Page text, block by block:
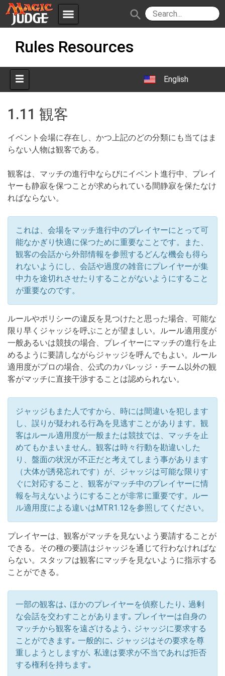
menu
Apps
Forum
Judges
Policies IPG
JAR
search
Rules Resources
English
1.11 観客
イベント会場に存在し、かつ上記のどの分類にも当てはま
らない人物は観客である。
観客は、マッチの進行中ならびにイベント進行中、プレイ
ヤーも静寂を保つことが求められている間静寂を保たなけ
ればならない。
これは、会場をマッチ進行中のプレイヤーにとって可
能なかぎり快適に保つために重要なことです。また、
観客の会話から外部情報を参照するどんな機会も得ら
れないようにし、会話や過度の雑音にプレイヤーが集
中力を途切れさせたりすることがないようにすること
が重要なのです。
ルールやポリシーの違反を見つけたと思った場合、可能な
限り早くジャッジを呼ぶことが望ましい。ルール適用度が
一般あるいは競技の場合、プレイヤーにマッチの進行を止
めるように要請しながらジャッジを呼んでもよい。ルール
適用度がプロの場合、公式のカバレッジ・チーム以外の観
客がマッチに直接干渉することは認められない。
ジャッジもまた人ですから、時には間違いを犯します
し、誤りが疑われる行為を見逃すことがあります。観
客はルール適用度が一般または競技では、マッチを止
めてもかまいません。観客は時々行動を勘違いした
り、盤面の状況が不正だと考えてしまう事があります
（大体が誘発忘れです）が、ジャッジは可能な限りす
ぐに対応すること、観客がマッチ中のプレイヤーに情
報を与えないようにすることが非常に重要です。ルー
ル適用度による違いはMTR1.12を参照してください。
プレイヤーは、観客がマッチを見ないよう要請することが
できる。その種の要請はジャッジを通じて行わなければな
らない。スタッフは観客にマッチを見ないように指示する
ことができる。
一部の観客は､ ほかのプレイヤーを偵察したり､ 過剰
な会話を交わすことがあります｡ プレイヤーは自身の
マッチから観客を遠ざけるよう､ ジャッジに要求する
ことができます｡ 一般的に､ ジャッジはその要求を尊
重しようとしますが､ 私達は要求が不当であれば拒否
する権利を持ちます｡